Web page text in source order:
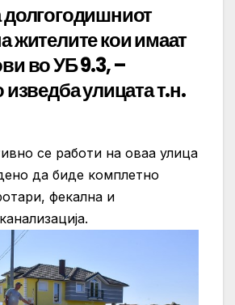
жителите кои имаат
во УБ 9.3, –
изведба улицата т.н.
се работи на оваа улица
да биде комплетно
фекална и